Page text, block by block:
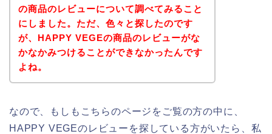
の商品のレビューについて調べてみること
にしました。ただ、色々と探したのです
が、HAPPY VEGEの商品のレビューがな
かなかみつけることができなかったんです
よね。
なので、もしもこちらのページをご覧の方の中に、
HAPPY VEGEのレビューを探している方がいたら、私